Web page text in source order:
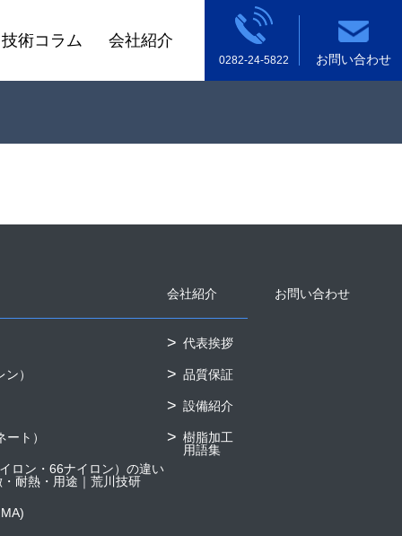
技術コラム 会社紹介
0282-24-5822 お問い合わせ
）
ト）
ロン・66ナイロン）の違い
耐熱・用途｜荒川技研
会社紹介
代表挨拶
品質保証
設備紹介
樹脂加工
用語集
お問い合わせ